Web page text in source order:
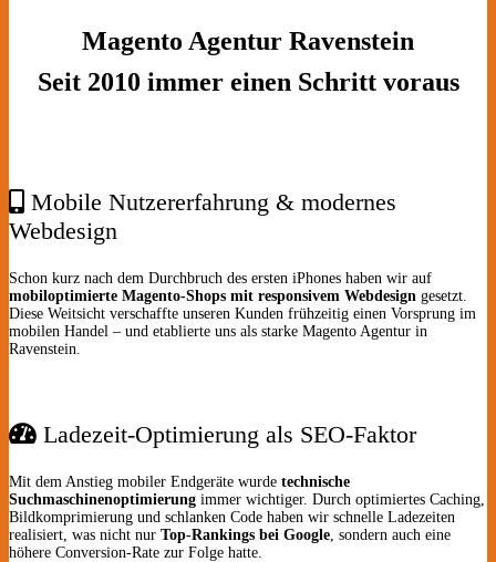
Magento Agentur Ravenstein
Seit 2010 immer einen Schritt voraus
Mobile Nutzererfahrung & modernes
Webdesign
Schon kurz nach dem Durchbruch des ersten iPhones haben wir auf
mobiloptimierte Magento-Shops mit responsivem Webdesign gesetzt.
Diese Weitsicht verschaffte unseren Kunden frühzeitig einen Vorsprung im
mobilen Handel – und etablierte uns als starke Magento Agentur in
Ravenstein.
Ladezeit-Optimierung als SEO-Faktor
Mit dem Anstieg mobiler Endgeräte wurde technische
Suchmaschinenoptimierung immer wichtiger. Durch optimiertes Caching,
Bildkomprimierung und schlanken Code haben wir schnelle Ladezeiten
realisiert, was nicht nur Top-Rankings bei Google , sondern auch eine
höhere Conversion-Rate zur Folge hatte.